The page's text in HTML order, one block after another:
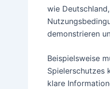
wie
demonstrieren
Beispielsweise
Spielerschutzes
klare